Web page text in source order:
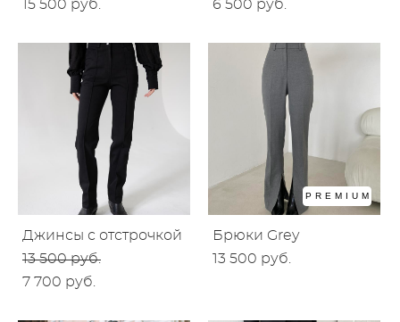
15 500 pуб. 6 500 pуб.
Джинсы с отстрочкой
13 500 pуб.
7 700 pуб.
PREMIUM
Брюки Grey
13 500 pуб.